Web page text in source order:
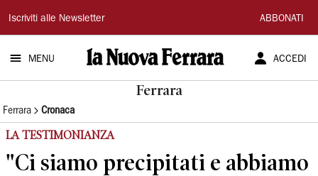
La
Nuova
Ferrara
Iscriviti alle Newsletter ABBONATI
MENU ACCEDI
Ferrara
Ferrara Cronaca
LA TESTIMONIANZA
"Ci siamo precipitati e abbiamo